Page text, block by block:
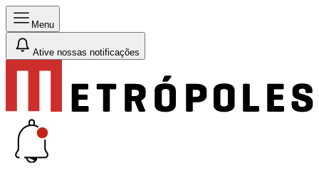
Menu
Ative nossas notificações